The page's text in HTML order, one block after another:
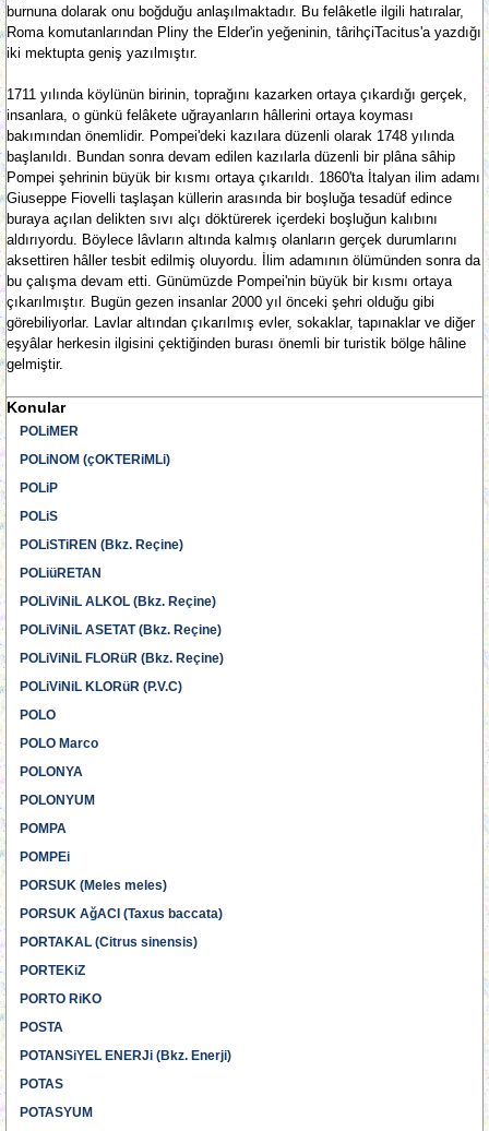
burnuna dolarak onu boğduğu anlaşılmaktadır. Bu felâketle ilgili hatıralar,
Roma komutanlarından Pliny the Elder'in yeğeninin, târihçiTacitus'a yazdığı
iki mektupta geniş yazılmıştır.
1711 yılında köylünün birinin, toprağını kazarken ortaya çıkardığı gerçek,
insanlara, o günkü felâkete uğrayanların hâllerini ortaya koyması
bakımından önemlidir. Pompei'deki kazılara düzenli olarak 1748 yılında
başlanıldı. Bundan sonra devam edilen kazılarla düzenli bir plâna sâhip
Pompei şehrinin büyük bir kısmı ortaya çıkarıldı. 1860'ta İtalyan ilim adamı
Giuseppe Fiovelli taşlaşan küllerin arasında bir boşluğa tesadüf edince
buraya açılan delikten sıvı alçı döktürerek içerdeki boşluğun kalıbını
aldırıyordu. Böylece lâvların altında kalmış olanların gerçek durumlarını
aksettiren hâller tesbit edilmiş oluyordu. İlim adamının ölümünden sonra da
bu çalışma devam etti. Günümüzde Pompei'nin büyük bir kısmı ortaya
çıkarılmıştır. Bugün gezen insanlar 2000 yıl önceki şehri olduğu gibi
görebiliyorlar. Lavlar altından çıkarılmış evler, sokaklar, tapınaklar ve diğer
eşyâlar herkesin ilgisini çektiğinden burası önemli bir turistik bölge hâline
gelmiştir.
Konular
POLiMER
POLiNOM (çOKTERiMLi)
POLiP
POLiS
POLiSTiREN (Bkz. Reçine)
POLiüRETAN
POLiViNiL ALKOL (Bkz. Reçine)
POLiViNiL ASETAT (Bkz. Reçine)
POLiViNiL FLORüR (Bkz. Reçine)
POLiViNiL KLORüR (P.V.C)
POLO
POLO Marco
POLONYA
POLONYUM
POMPA
POMPEi
PORSUK (Meles meles)
PORSUK AğACI (Taxus baccata)
PORTAKAL (Citrus sinensis)
PORTEKiZ
PORTO RiKO
POSTA
POTANSiYEL ENERJi (Bkz. Enerji)
POTAS
POTASYUM